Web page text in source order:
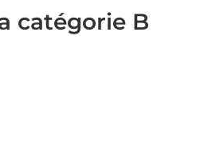
catégorie B